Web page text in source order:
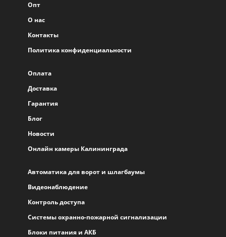
Опт
О нас
Контакты
Политика конфиденциальности
Оплата
Доставка
Гарантия
Блог
Новости
Онлайн камеры Калининграда
Автоматика для ворот и шлагбаумы
Видеонаблюдение
Контроль доступа
Системы охранно-пожарной сигнализации
Блоки питания и АКБ